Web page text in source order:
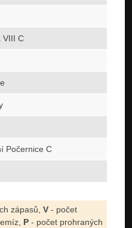
VIII C
Počernice C
zápasů, V - počet
P - počet prohraných